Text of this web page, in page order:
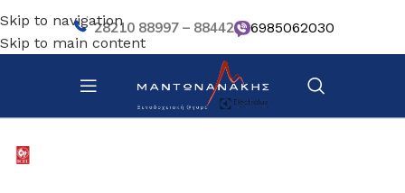
Skip to navigation
Skip to main content
28210 88997 – 88442 6985062030
Αρχική σελίδα/ Μαχαίρια